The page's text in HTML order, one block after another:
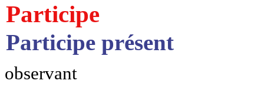
Participe
Participe présent
observant